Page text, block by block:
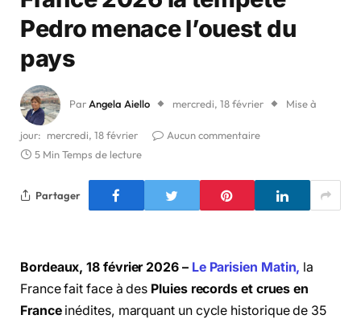
Pedro menace l’ouest du
pays
Par Angela Aiello mercredi, 18 février Mise à
jour: mercredi, 18 février
Aucun commentaire
5 Min Temps de lecture
Partager
Bordeaux, 18 février 2026 – Le Parisien Matin, la
France fait face à des Pluies records et crues en
Franceinédites, marquant un cycle historique de 35